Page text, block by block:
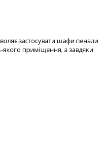
застосувати шафи пенали
якого приміщення, а завдяки